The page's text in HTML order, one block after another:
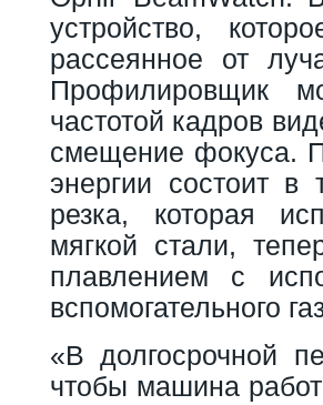
устройство,
рассеянное от
Профилировщик
частотой кадров
смещение фокуса.
энергии состоит в
резка, которая
мягкой стали,
плавлением с
вспомогательного
«В долгосрочной
чтобы машина